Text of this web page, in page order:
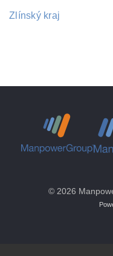
Zlínský kraj
© 2026